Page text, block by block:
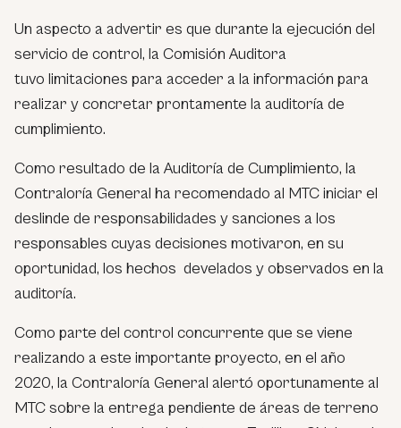
Un aspecto a advertir es que durante la ejecución del
servicio de control, la Comisión Auditora
tuvo limitaciones para acceder a la información para
realizar y concretar prontamente la auditoría de
cumplimiento.
Como resultado de la Auditoría de Cumplimiento, la
Contraloría General ha recomendado al MTC iniciar el
deslinde de responsabilidades y sanciones a los
responsables cuyas decisiones motivaron, en su
oportunidad, los hechos develados y observados en la
auditoría.
Como parte del control concurrente que se viene
realizando a este importante proyecto, en el año
2020, la Contraloría General alertó oportunamente al
MTC sobre la entrega pendiente de áreas de terreno